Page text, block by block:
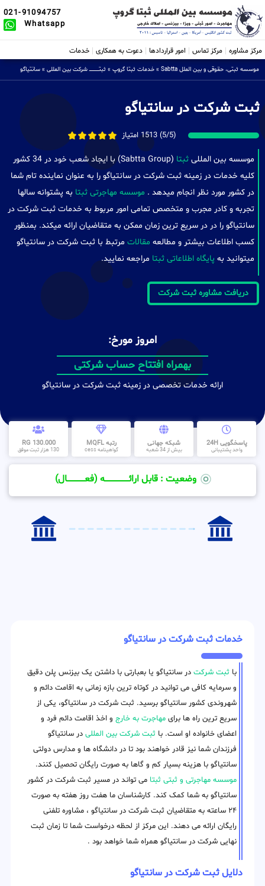
021-91094757
Whatsapp
مرکز مشاوره مرکز تماس امور قراردادها دعوت به همکاری خدمات
موسسه ثبتی، حقوقی و بین الملل Sabtta » خدمات ثبتا گروپ » ثبتــــــــــــــــ شرکت بین المللی » سانتیاگو
ثبت شرکت در سانتیاگو
(5/5) 1513 امتیاز
موسسه بین المللی ثبتا
(Sabtta Group) با ایجاد شعب خود در 34 کشور
کلیه خدمات در زمینه ثبت شرکت در سانتیاگو را به عنوان نماینده تام شما
در کشور مورد نظر انجام میدهد . موسسه مهاجرتی ثبتا به پشتوانه سالها
تجربه و کادر مجرب و متخصص تمامی امور مربوط به خدمات ثبت شرکت در
سانتیاگو را در در سریع ترین زمان ممکن به متقاضیان ارائه میکند. بمنظور
کسب اطلاعات بیشتر و مطالعه مقالات مرتبط با ثبت شرکت در سانتیاگو
میتوانید به پایگاه اطلاعاتی ثبتا مراجعه نمایید.
دریافت مشاوره ثبت شرکت
امروز مورخ:
بهمراه افتتاح حساب شرکتی
ظرف مدت کمتر از 30 روز
ارائه خدمات تخصصی در زمینه ثبت شرکت در سانتیاگو
پاسخگویی 24H
واحد پشتیبانی
شبکه جهانی
بیش از 34 شعبه
رتبه MQFL
گواهینامه cess
130.000 RG
130 هزار ثبت موفق
وضعیت : قابل ارائــــــــــــــــــــه (فعـــــــــــــــال)
خدمات ثبت شرکت در سانتیاگو
با ثبت شرکت در سانتیاگو یا بعبارتی با داشتن یک بیزنس پلن دقیق
و سرمایه کافی می توانید در کوتاه ترین بازه زمانی به اقامت دائم و
شهروندی کشور سانتیاگو برسید. ثبت شرکت در سانتیاگو، یکی از
سریع ترین راه ها برای مهاجرت به خارج و اخذ اقامت دائم فرد و
اعضای خانواده او است. با ثبت شرکت بین المللی در سانتیاگو
فرزندان شما نیز قادر خواهند بود تا در دانشگاه ها و مدارس دولتی
سانتیاگو با هزینه بسیار کم و گاها به صورت رایگان تحصیل کنند.
موسسه مهاجرتی و ثبتی ثبتا می تواند در مسیر ثبت شرکت در کشور
سانتیاگو به شما کمک کند. کارشناسان ما هفت روز هفته به صورت
۲۴ ساعته به متقاضیان ثبت شرکت در سانتیاگو ، مشاوره تلفنی
رایگان ارائه می دهند. این مرکز از لحظه درخواست شما تا زمان ثبت
نهایی شرکت در سانتیاگو همراه شما خواهد بود .
دلایل ثبت شرکت در سانتیاگو